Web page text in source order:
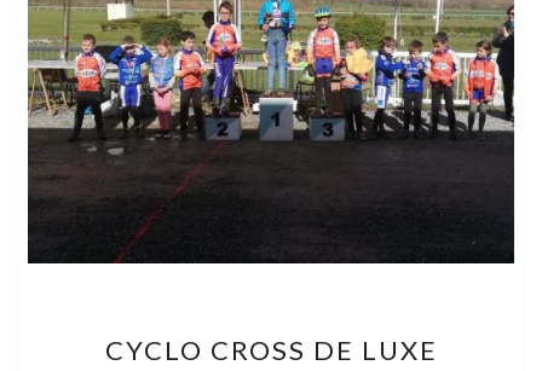
CROSS
CYCLO CROSS DE LUXE